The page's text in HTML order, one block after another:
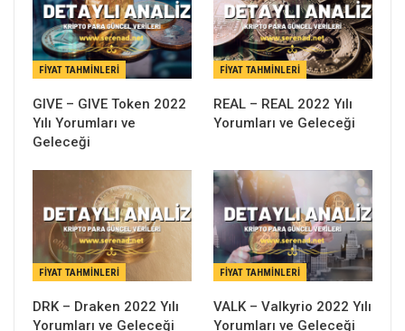
FIYAT TAHMINLERI
GIVE – GIVE Token 2022
Yılı Yorumları ve
Geleceği
FIYAT TAHMINLERI
REAL – REAL 2022 Yılı
Yorumları ve Geleceği
FIYAT TAHMINLERI
DRK – Draken 2022 Yılı
Yorumları ve Geleceği
FIYAT TAHMINLERI
VALK – Valkyrio 2022 Yılı
Yorumları ve Geleceği